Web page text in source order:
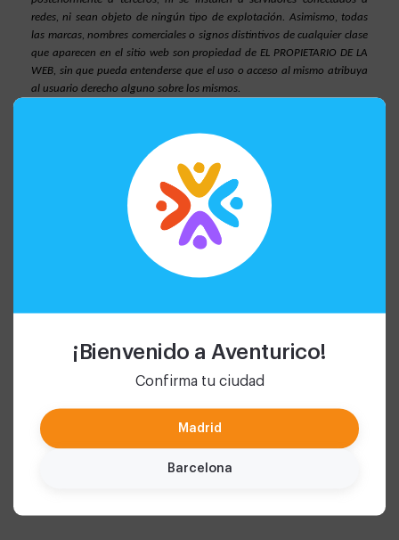
¡Bienvenido a Aventurico!
Confirma tu ciudad
Madrid
Barcelona
redes, ni sean objeto de ningún tipo de explotación. Asimismo, todas
las marcas, nombres comerciales o signos distintivos de cualquier clase
que aparecen en el sitio web son propiedad de EL PROPIETARIO DE LA
WEB, sin que pueda entenderse que el uso o acceso al mismo atribuya
al usuario derecho alguno sobre los mismos.
autorizado por el titular de los derechos de explotación quedan
El establecimiento de un hiperenlace no implica en ningún
caso la existencia de relaciones entre EL PROPIETARIO DE LA WEB y el
propietario del sitio web en la que se establezca, ni la aceptación y
aprobación por parte de EL PROPIETARIO DE LA WEB de sus contenidos
o servicios. Aquellas personas que se propongan establecer un
hiperenlace previamente deberán solicitar autorización por escrito a EL
permitirá el acceso a la home-page o página de inicio de nuestro sitio
indicaciones falsas, inexactas o incorrectas sobre EL PROPIETARIO DE LA
al orden público. EL PROPIETARIO DE LA WEB no se responsabiliza del
uso que cada usuario le dé a los materiales puestos a disposición en
este sitio web ni de las actuaciones que realice en base a los mismos.